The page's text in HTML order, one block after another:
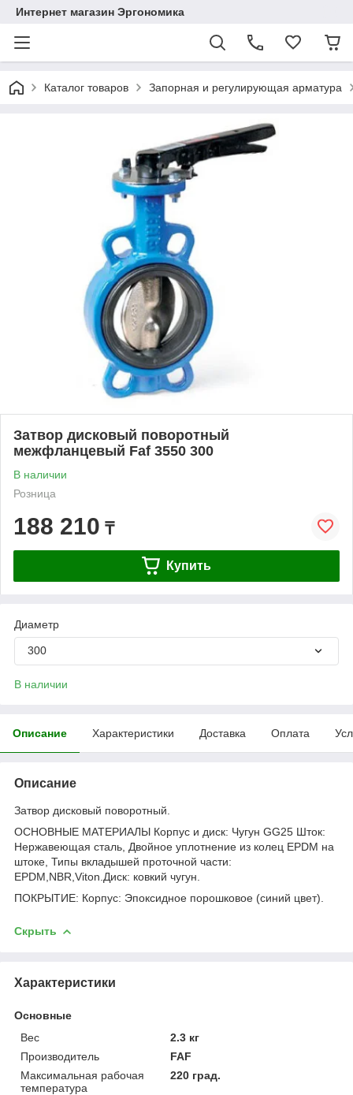
Интернет магазин Эргономика
Каталог товаров Запорная и регулирующая арматура
Затвор дисковый поворотный
межфланцевый Faf 3550 300
В наличии
Розница
188 210 ₸
Купить
Диаметр
300
В наличии
Описание Характеристики Доставка Оплата
Описание
Затвор дисковый поворотный.
ОСНОВНЫЕ МАТЕРИАЛЫ Корпус и диск: Чугун GG25 Шток:
Нержавеющая сталь, Двойное уплотнение из колец EPDM на
штоке, Типы вкладышей проточной части:
EPDM,NBR,Viton.Диск: ковкий чугун.
ПОКРЫТИЕ: Корпус: Эпоксидное порошковое (синий цвет).
Скрыть
Характеристики
Основные
Вес
2.3 кг
Производитель
FAF
Максимальная рабочая
температура
220 град.